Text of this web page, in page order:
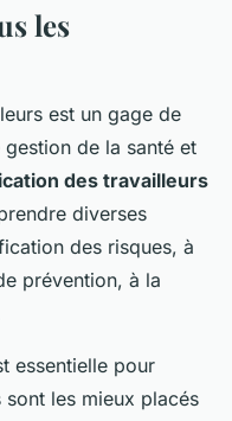
les
est un gage de
de la santé et
des travailleurs
diverses
des risques, à
prévention, à la
essentielle pour
sont les mieux placés